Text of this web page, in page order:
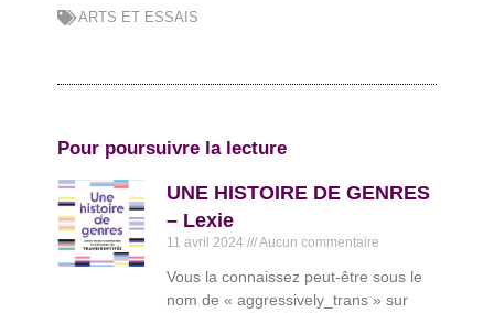
ARTS ET ESSAIS
Pour poursuivre la lecture
UNE HISTOIRE DE GENRES
– Lexie
11 avril 2024 Aucun commentaire
Vous la connaissez peut-être sous le
nom de « aggressively_trans » sur